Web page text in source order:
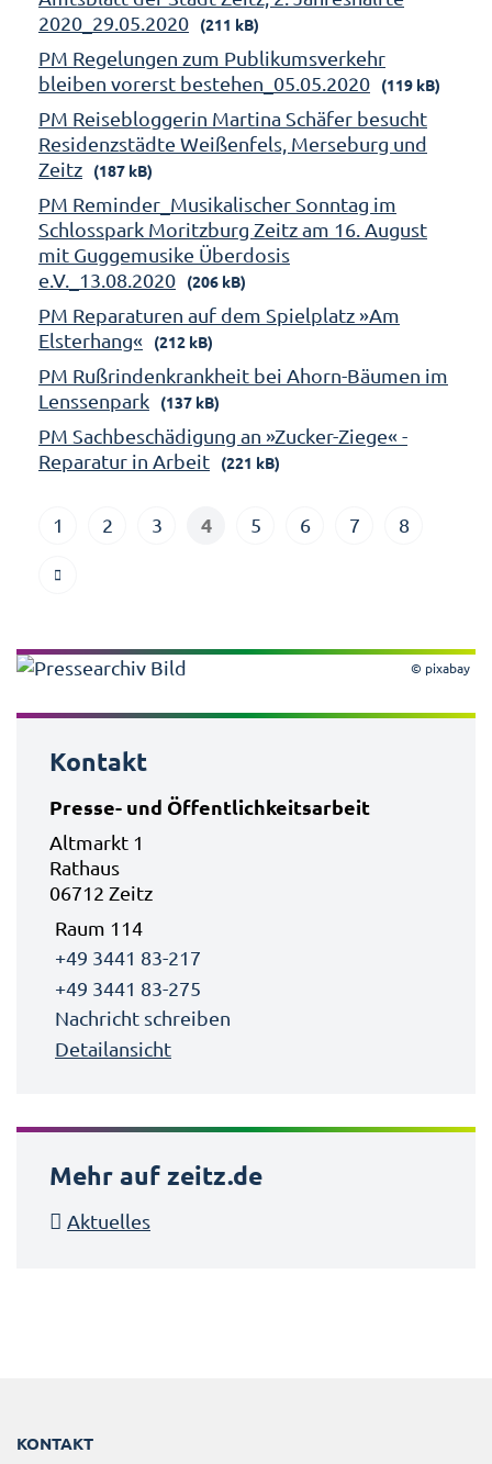
2020_29.05.2020
(211 kB)
PM Regelungen zum Publikumsverkehr
bleiben vorerst bestehen_05.05.2020
(119 kB)
PM Reisebloggerin Martina Schäfer besucht
Residenzstädte Weißenfels, Merseburg und
Zeitz
(187 kB)
PM Reminder_Musikalischer Sonntag im
Schlosspark Moritzburg Zeitz am 16. August
mit Guggemusike Überdosis
e.V._13.08.2020
(206 kB)
PM Reparaturen auf dem Spielplatz »Am
Elsterhang«
(212 kB)
PM Rußrindenkrankheit bei Ahorn-Bäumen im
Lenssenpark
(137 kB)
PM Sachbeschädigung an »Zucker-Ziege« -
Reparatur in Arbeit
(221 kB)
1 2 3 4 5 6 7 8
© pixabay
Kontakt
Presse- und Öffentlichkeitsarbeit
Altmarkt 1
Rathaus
06712 Zeitz
Raum 114
+49 3441 83-217
+49 3441 83-275
Nachricht schreiben
Detailansicht
Mehr auf zeitz.de
Aktuelles
KONTAKT